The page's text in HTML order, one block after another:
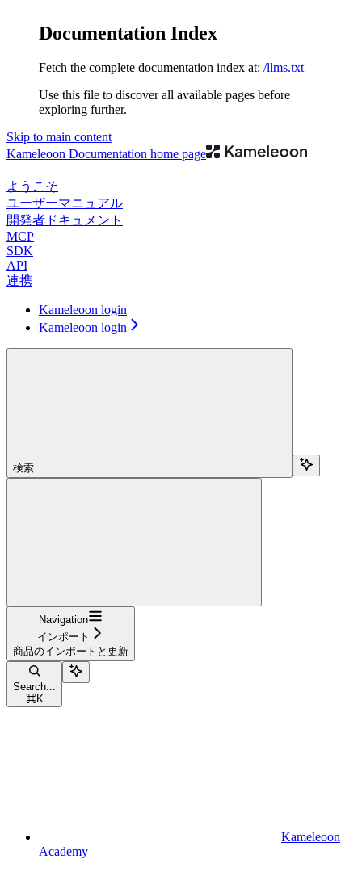
Documentation Index
Fetch the complete documentation index at: /llms.txt
Use this file to discover all available pages before
exploring further.
Skip to main content
Kameleoon Documentation home page
ようこそ
ユーザーマニュアル
開発者ドキュメント
MCP
SDK
API
連携
Kameleoon login
Kameleoon login
検索...
Navigation
インポート
商品のインポートと更新
Search...
⌘K
Kameleoon
Academy